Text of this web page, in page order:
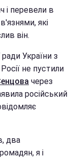
і перевели в
які
він.
України з
не пустили
через
російський
два
я і